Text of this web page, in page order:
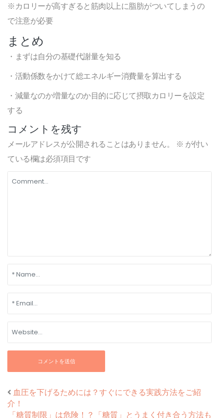
※カロリーが高すぎると筋肉以上に脂肪がついてしまうの
で注意が必要
まとめ
・まずは自分の基礎代謝量を知る
・活動係数をかけて総エネルギー消費量を算出する
・減量なのか増量なのか目的に応じて摂取カロリーを設定
する
コメントを残す
メールアドレスが公開されることはありません。 ※ が付い
ている欄は必須項目です
血圧を下げるためには？すぐにできる実践方法をご紹
介！
「糖質制限」は危険！？「糖質」とうまく付き合う方法も